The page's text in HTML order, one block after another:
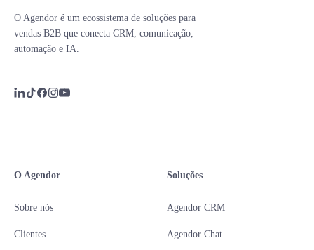
O Agendor é um ecossistema de soluções para
vendas B2B que conecta CRM, comunicação,
automação e IA.
O Agendor
Sobre nós
Clientes
Soluções
Agendor CRM
Agendor Chat